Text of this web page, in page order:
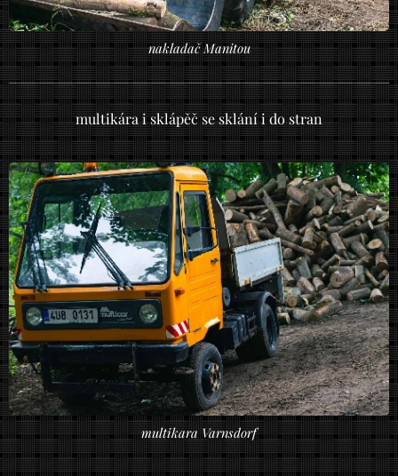
nakladač Manitou
multikára i sklápěč se sklání i do stran
multikara Varnsdorf